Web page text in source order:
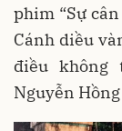
phim “Sự
Cánh diều
điều không
Nguyễn